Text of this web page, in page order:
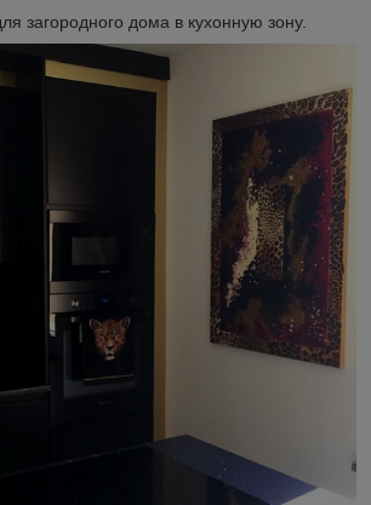
загородного дома в кухонную зону.